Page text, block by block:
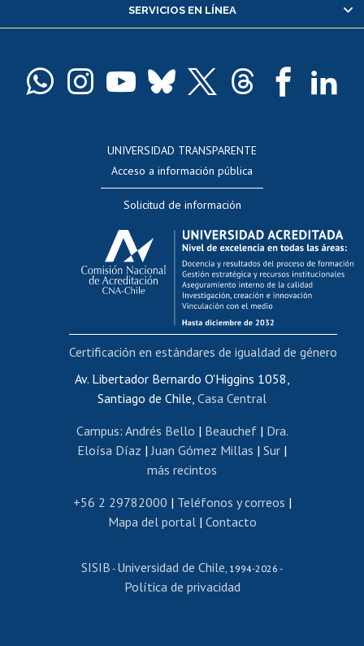
Pago de arancel y crédito alumnos
Docentes
Evaluación docente
Calificación académica
Postulación al AUCAI
Funcionarias/os
Cursos internos de capacitación
Bienestar del personal
Portal de movilidad interna
Certificado de renta
Certificado de renta honorarios
Editar páginas blancas
Extranjeras/os
Revalidación y reconocimiento de títulos
Postulación al Programa de Movilidad Estudiantil
Cursos de español
SERVICIOS EN LÍNEA
UNIVERSIDAD TRANSPARENTE
Acceso a información pública
Solicitud de información
Av. Libertador Bernardo O'Higgins 1058,
Santiago de Chile, Casa Central
Campus: Andrés Bello | Beauchef| Dra.
Eloísa Díaz |Juan Gómez Millas | Sur |
más recintos
+56 2 29782000 | Teléfonos y correos |
Mapa del portal| Contacto
SISIB - Universidad de Chile, 1994-2026 -
Política de privacidad
Certificación en estándares de igualdad de género